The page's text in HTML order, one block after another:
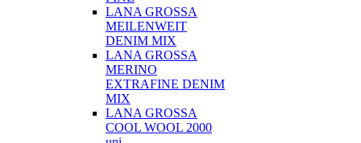
LANA GROSSA
MEILENWEIT
DENIM MIX
LANA GROSSA
MERINO
EXTRAFINE DENIM
MIX
LANA GROSSA
COOL WOOL 2000